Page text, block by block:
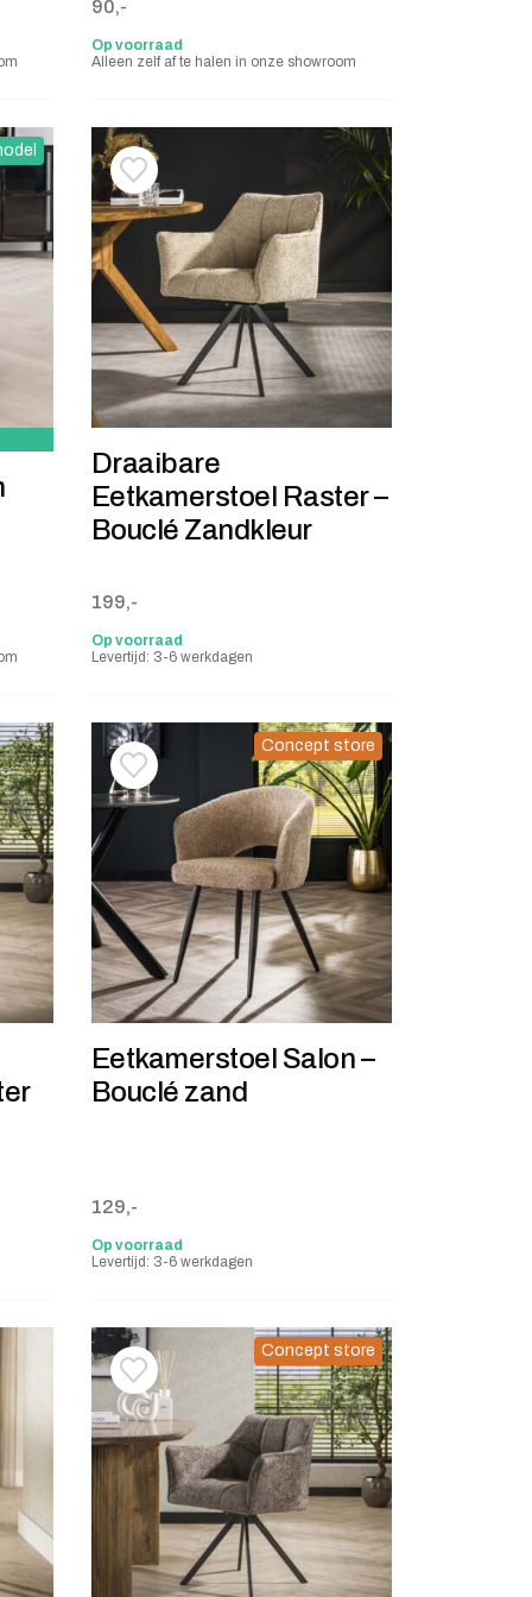
. 90,-
Op voorraad
Alleen zelf af te halen in onze showroom
.
Toevoegen aan verlanglijstje
Verwijderen van verlanglijst
Draaibare
Eetkamerstoel Raster –
Bouclé Zandkleur
199,-
Op voorraad
Levertijd: 3-6 werkdagen
Concept store
Toevoegen aan verlanglijstje
Verwijderen van verlanglijst
Eetkamerstoel Salon –
Bouclé zand
129,-
Op voorraad
Levertijd: 3-6 werkdagen
Concept store
Toevoegen aan verlanglijstje
Verwijderen van verlanglijst